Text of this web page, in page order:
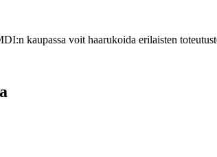
kaupassa voit haarukoida erilaisten